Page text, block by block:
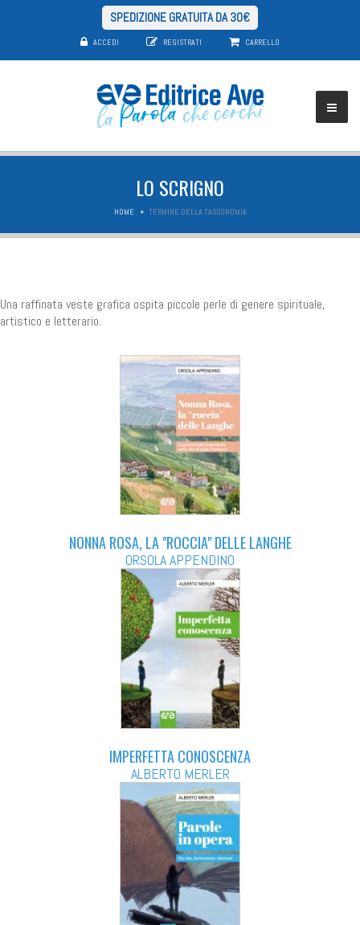
SPEDIZIONE GRATUITA DA 30€
ACCEDI REGISTRATI CARRELLO
LO SCRIGNO
HOME TERMINE DELLA TASSONOMIA
Una raffinata veste grafica ospita piccole perle di genere spirituale,
artistico e letterario.
NONNA ROSA, LA "ROCCIA" DELLE LANGHE
ORSOLA APPENDINO
IMPERFETTA CONOSCENZA
ALBERTO MERLER